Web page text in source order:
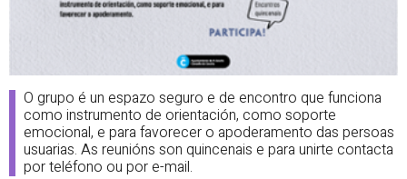
O grupo é un espazo seguro e de encontro que funciona
como instrumento de orientación, como soporte
emocional, e para favorecer o apoderamento das persoas
usuarias. As reunións son quincenais e para unirte contacta
por teléfono ou por e-mail.